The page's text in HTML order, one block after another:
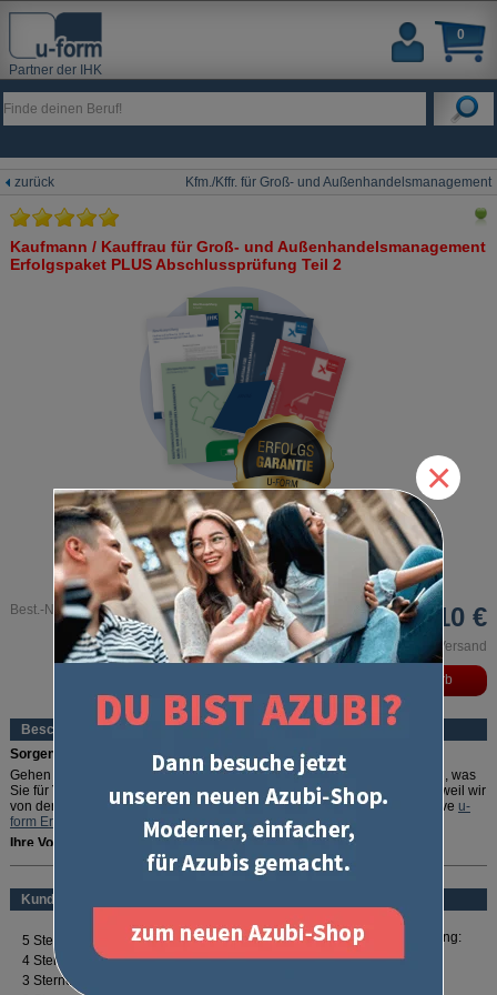
Partner der IHK
0
zurück Kfm./Kffr. für Groß- und Außenhandelsmanagement
Kaufmann / Kauffrau für Groß- und Außenhandelsmanagement
Erfolgspaket PLUS Abschlussprüfung Teil 2
Best.-Nr. 3115 127,10 €
inkl. MwSt. und zzgl. Versand
Beschreibung
Sorgenfrei durch die IHK-Prüfung!
Gehen Sie auf Nummer sicher: In diesem Erfolgspaket ist alles enthalten, was
Sie für Teil 2 Ihrer Abschlussprüfung (FR Großhandel)brauchen. Und weil wir
von der Qualität unserer Produkte überzeugt sind, geben wir die exklusive u-
form Erfolgsgarantie
gratis dazu.
Ihre Vorteile:
Perfekt gepackt:Enthält alles, was Sie für die Abschlussprüfung Teil 2
Rundum abgesichert:Mit der exklusivenu-form Erfolgsgarantie
Optimale Vorbereitung:Zahlreiche Prüfungstipps und Downloads
Für Ihren Erfolg:
"Erfolg - Das Selbst-Coaching Buch"
Erfolgspakete sind exklusiv bei u-form erhältlich!
mehr lesen
Kundenbewertung
×